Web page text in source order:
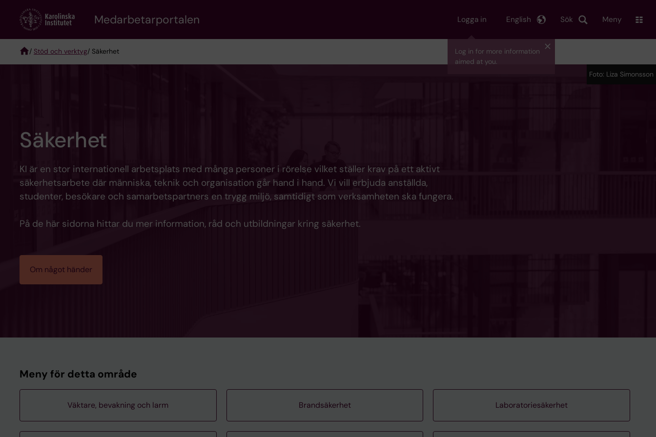
content
Medarbetarportalen Logga in
Log in for more information
aimed at you.
Sök
English Meny
Breadcrumb
/ Stöd och verktyg/ Säkerhet
Säkerhet
KI är en stor internationell arbetsplats med många personer i rörelse vilket ställer krav på ett aktivt
säkerhetsarbete där människa, teknik och organisation går hand i hand. Vi vill erbjuda anställda,
studenter, besökare och samarbetspartners en trygg miljö, samtidigt som verksamheten ska fungera.
På de här sidorna hittar du mer information, råd och utbildningar kring säkerhet.
Om något händer
Foto: Liza Simonsson
Meny för detta område
Väktare, bevakning och larm Brandsäkerhet Laboratoriesäkerhet